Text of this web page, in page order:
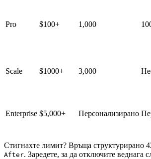
Pro $100+ 1,000
Scale $1000+ 3,000
Enterprise $5,000+ Персонализирано
Стигнахте лимит? Връща структурирано
After. Заредете, за да отключите веднага